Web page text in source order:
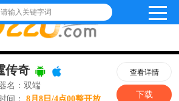
请输入关键字词